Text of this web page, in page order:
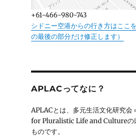
+61-466-980-743
シドニー空港からの行き方はここ
の最後の部分だけ修正します）
APLACってなに？
APLACとは、多元生活文化研究
for Pluralistic Life and Cultureの
ものです。